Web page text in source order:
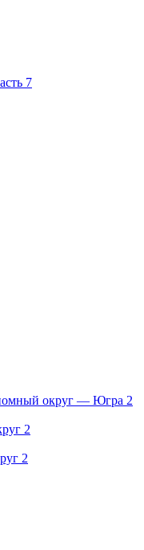
7
округ — Югра 2
2
2